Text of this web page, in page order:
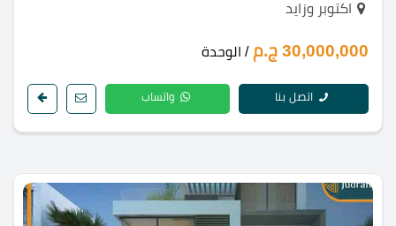
اكتوبر وزايد
30,000,000 ج.م / الوحدة
اتصل بنا واتساب